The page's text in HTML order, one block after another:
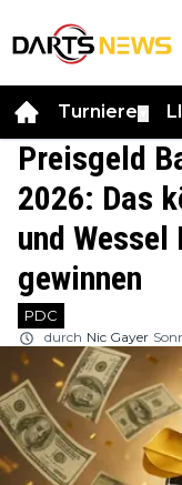
Turniere
Preisgeld
2026: Das
und
gewinnen
PDC
durch Nic Gayer